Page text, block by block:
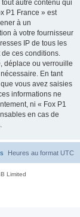
autre contenu qui
P1 France » est
à un
à votre fournisseur
IP de tous les
ces conditions.
déplace ou verrouille
En tant
vous avez saisies
informations ne
ni « Fox P1
en cas de
Heures au format UTC
Limited